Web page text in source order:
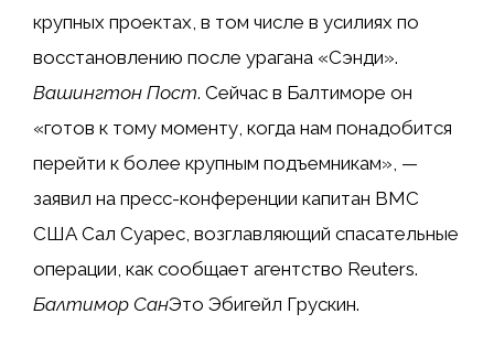
крупных проектах, в том числе в усилиях по
восстановлению после урагана «Сэнди».
Вашингтон Пост. Сейчас в Балтиморе он
«готов к тому моменту, когда нам понадобится
перейти к более крупным подъемникам», —
заявил на пресс-конференции капитан ВМС
США Сал Суарес, возглавляющий спасательные
операции, как сообщает агентство Reuters.
Балтимор СанЭто Эбигейл Грускин.